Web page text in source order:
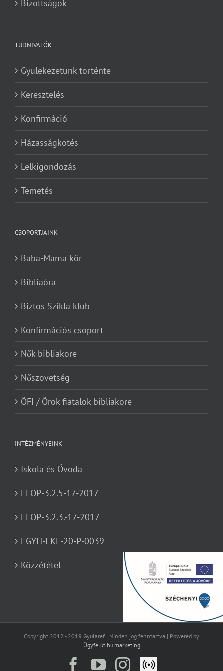
Bizottságok
TUDNIVALÓK
Gyülekezetünk történte
Keresztelés
Konfirmáció
Házasságkötés
Lelkigondozás
Temetés
CSOPORTJAINK
Baba-Mama kör
Bibliaóra
Biztos Szikla klub
Konfirmációs csoport
Nők bibliaköre
Nőszövetség
ÖFI / Örök fiatalok bibliaköre
INTÉZMÉNYEINK
Iskola és Óvoda
EFOP-3.2.5-17-2017
EFOP-3.2.3.-17-2017
EGYH-EKF-20-P-0039
Közzététel
Copyright 2012 - 2019 Gyularef | Minden jog fenntartva | Powered by
Ügyfélút.hu marketing
Facebook
YouTubeInstagram
Élő